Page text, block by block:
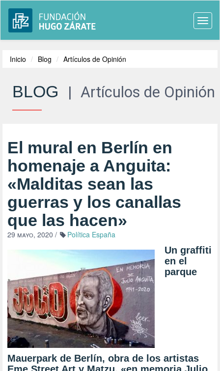
Inicio Blog Artículos de Opinión
BLOG | Artículos de Opinión
El mural en Berlín en
homenaje a Anguita:
«Malditas sean las
guerras y los canallas
que las hacen»
29 mayo, 2020 / Política España
Un graffiti
en el
parque
Mauerpark de Berlín, obra de los artistas